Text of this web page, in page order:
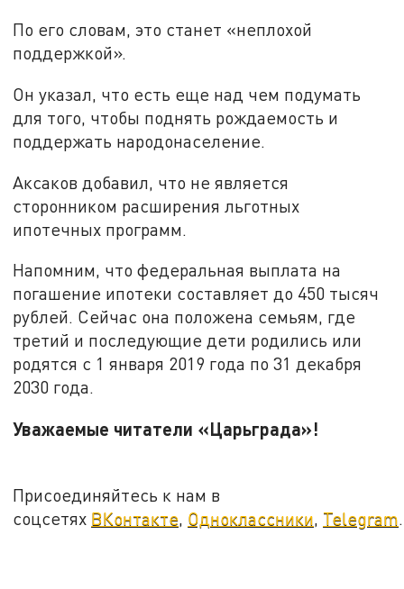
По его словам, это станет «неплохой
поддержкой».
Он указал, что есть еще над чем подумать
для того, чтобы поднять рождаемость и
поддержать народонаселение.
Аксаков добавил, что не является
сторонником расширения льготных
ипотечных программ.
Напомним, что федеральная выплата на
погашение ипотеки составляет до 450 тысяч
рублей. Сейчас она положена семьям, где
третий и последующие дети родились или
родятся с 1 января 2019 года по 31 декабря
2030 года.
Уважаемые читатели «Царьграда»!
Присоединяйтесь к нам в
соцсетях ВКонтакте Одноклассники Telegram